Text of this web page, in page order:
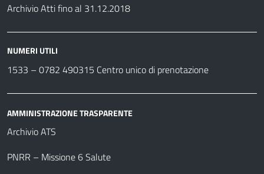
Archivio Atti fino al 31.12.2018
NUMERI UTILI
1533 – 0782 490315 Centro unico di prenotazione
AMMINISTRAZIONE TRASPARENTE
Archivio ATS
PNRR – Missione 6 Salute